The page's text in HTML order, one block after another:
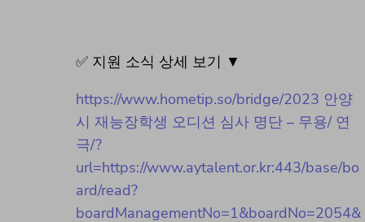
✅ 지원 소식 상세 보기 ▼
https://www.hometip.so/bridge/2023 안양
시 재능장학생 오디션 심사 명단 – 무용/ 연
극/?
url=https://www.aytalent.or.kr:443/base/bo
ard/read?
boardManagementNo=1&boardNo=2054&